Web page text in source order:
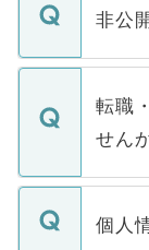
登録
ます。
いた
非公
マイナ
うち
けな
下記
ません
■応募
転職
せん
転職・
ん。
個人